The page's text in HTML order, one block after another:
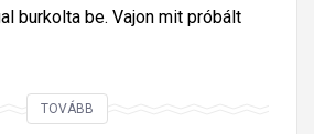
burkolta be. Vajon mit próbált
TOVÁBB